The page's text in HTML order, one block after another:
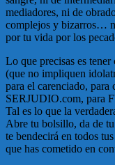
mediadores, ni de
complejos y bizarros…
por tu vida por los
Lo que precisas es
(que no impliquen
para el carenciado, para
SERJUDIO.com, para
Tal es lo que la
Abre tu bolsillo, da de
te bendecirá en todos
que has cometido en